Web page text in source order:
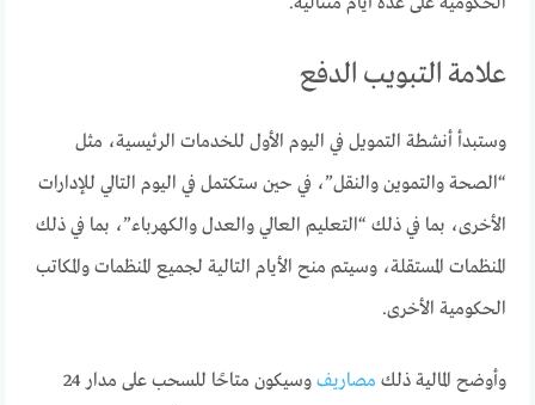
علامة التبويب الدفع
وستبدأ أنشطة التمويل في اليوم الأول للخدمات الرئيسية، مثل
“الصحة والتموين والنقل”، في حين ستكتمل في اليوم التالي للإدارات
الأخرى، بما في ذلك “التعليم العالي والعدل والكهرباء”، بما في ذلك
المنظمات المستقلة، وسيتم منح الأيام التالية لجميع المنظمات والمكاتب
الحكومية الأخرى.
وأوضح المالية ذلك مصاريف
وسيكون متاحًا للسحب على مدار 24